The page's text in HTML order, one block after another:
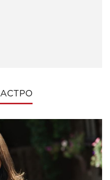
АСТРО